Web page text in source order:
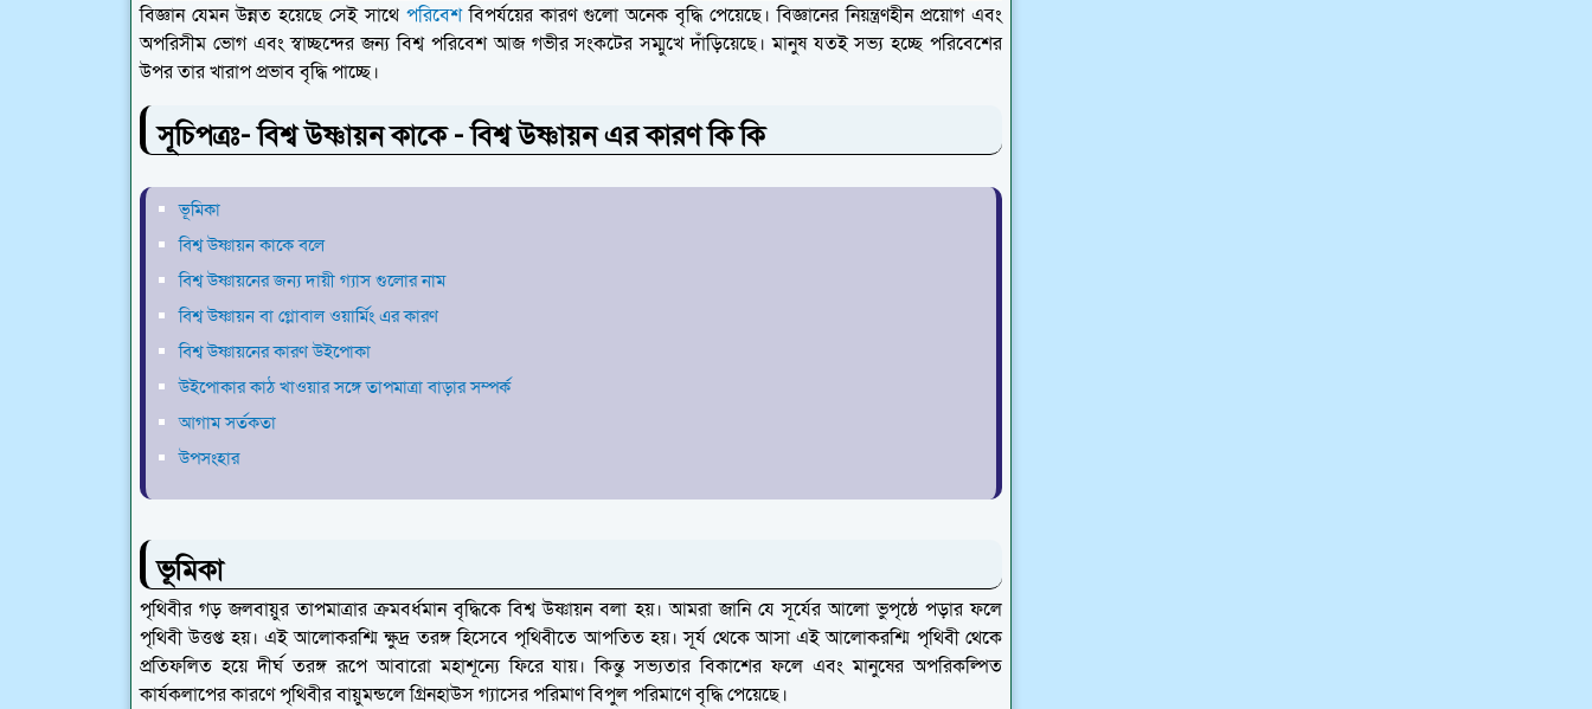
বিজ্ঞান যেমন উন্নত হয়েছে সেই সাথে পরিবেশবিপর্যয়ের কারণ গুলো অনেক বৃদ্ধি পেয়েছে। বিজ্ঞানের নিয়ন্ত্রণহীন প্রয়োগ এবং
অপরিসীম ভোগ এবং স্বাচ্ছন্দের জন্য বিশ্ব পরিবেশ আজ গভীর সংকটের সম্মুখে দাঁড়িয়েছে। মানুষ যতই সভ্য হচ্ছে পরিবেশের
উপর তার খারাপ প্রভাব বৃদ্ধি পাচ্ছে।
সূচিপত্রঃ- বিশ্ব উষ্ণায়ন কাকে - বিশ্ব উষ্ণায়ন এর কারণ কি কি
ভূমিকা
বিশ্ব উষ্ণায়ন কাকে বলে
বিশ্ব উষ্ণায়নের জন্য দায়ী গ্যাস গুলোর নাম
বিশ্ব উষ্ণায়ন বা গ্লোবাল ওয়ার্মিং এর কারণ
বিশ্ব উষ্ণায়নের কারণ উইপোকা
উইপোকার কাঠ খাওয়ার সঙ্গে তাপমাত্রা বাড়ার সম্পর্ক
আগাম সর্তকতা
উপসংহার
ভূমিকা
পৃথিবীর গড় জলবায়ুর তাপমাত্রার ক্রমবর্ধমান বৃদ্ধিকে বিশ্ব উষ্ণায়ন বলা হয়। আমরা জানি যে সূর্যের আলো ভুপৃষ্ঠে পড়ার ফলে
পৃথিবী উত্তপ্ত হয়। এই আলোকরশ্মি ক্ষুদ্র তরঙ্গ হিসেবে পৃথিবীতে আপতিত হয়। সূর্য থেকে আসা এই আলোকরশ্মি পৃথিবী থেকে
প্রতিফলিত হয়ে দীর্ঘ তরঙ্গ রূপে আবারো মহাশূন্যে ফিরে যায়। কিন্তু সভ্যতার বিকাশের ফলে এবং মানুষের অপরিকল্পিত
কার্যকলাপের কারণে পৃথিবীর বায়ুমন্ডলে গ্রিনহাউস গ্যাসের পরিমাণ বিপুল পরিমাণে বৃদ্ধি পেয়েছে।